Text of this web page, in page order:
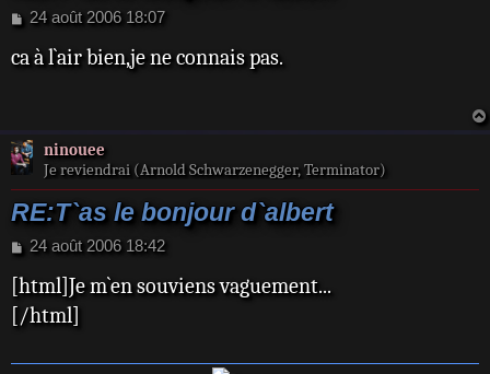
M
s
24 août 2006 18:07
ca à l`air bien,je ne connais pas.
ninouee
Je reviendrai (Arnold Schwarzenegger, Terminator)
RE:T`as le bonjour d`albert
M
s
s
a
e
24 août 2006 18:42
[html]Je m`en souviens vaguement...
[/html]